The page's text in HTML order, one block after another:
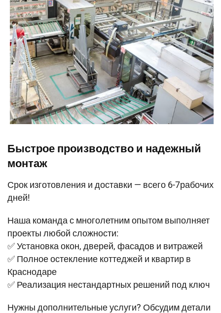
Быстрое производство и надежный
монтаж
Срок изготовления и доставки — всего 6-7рабочих
дней!
Наша команда с многолетним опытом выполняет
проекты любой сложности:
✅ Установка окон, дверей, фасадов и витражей
✅ Полное остекление коттеджей и квартир в
Краснодаре
✅ Реализация нестандартных решений под ключ
Нужны дополнительные услуги? Обсудим детали